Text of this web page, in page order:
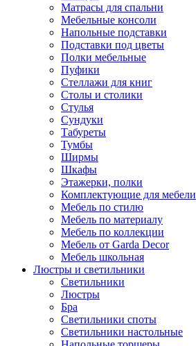
Матрасы для спальни
Мебельные консоли
Напольные подставки
Подставки под цветы
Полки мебельные
Пуфики
Стеллажи для книг
Столы и столики
Стулья
Сундуки
Табуреты
Тумбы
Ширмы
Шкафы
Этажерки, полки
Комплектующие для мебели
Мебель по стилю
Мебель по материалу
Мебель по коллекции
Мебель от Garda Decor
Мебель школьная
Люстры и светильники
Светильники
Люстры
Бра
Светильники споты
Светильники настольные